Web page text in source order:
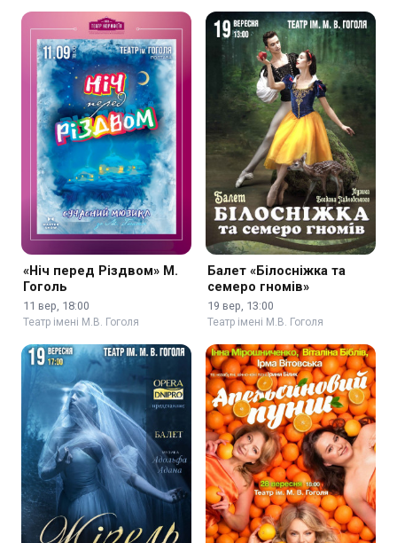
«Ніч перед Різдвом» М.
Гоголь
11 вер, 18:00
Театр імені М.В. Гоголя
Балет «Білосніжка та
семеро гномів»
19 вер, 13:00
Театр імені М.В. Гоголя